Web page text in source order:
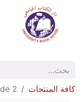
كافة المنتجات 2